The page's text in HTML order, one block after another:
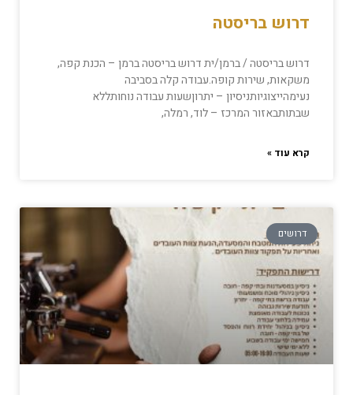
דרוש בריסטה
דרוש בריסטה / ברמן/ית דרוש בריסטה ברמן – הכנת קפה,
משקאות, שירות קופה.עבודה קלה בסביבה
נעימהייצוגיותניסיון – יתרוןשעות עבודה נוחותללא
שבתותבאזור המרכז – לוד, רמלה,
קרא עוד »
דרושים